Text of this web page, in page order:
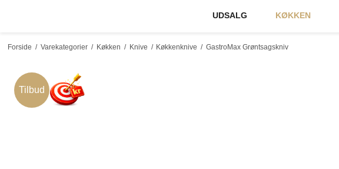
UDSALG KØKKEN
Forside / Varekategorier / Køkken / Knive / Køkkenknive / GastroMax Grøntsagskniv
Tilbud